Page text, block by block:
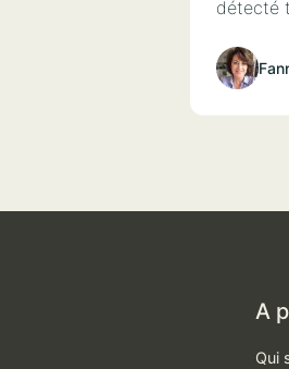
détecté
A
Qui